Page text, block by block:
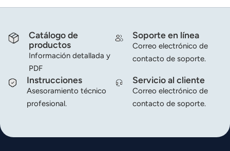
Catálogo de
productos
Información detallada y
PDF
Soporte en línea
Correo electrónico de
contacto de soporte.
Instrucciones
Asesoramiento técnico
profesional.
Servicio al cliente
Correo electrónico de
contacto de soporte.